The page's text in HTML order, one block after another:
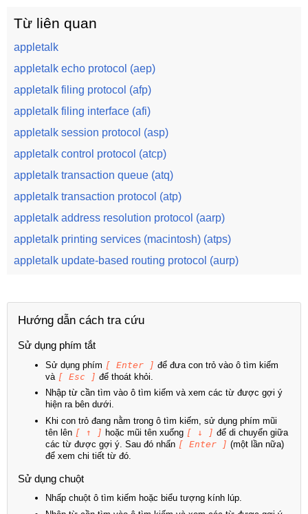
Từ liên quan
appletalk
appletalk echo protocol (aep)
appletalk filing protocol (afp)
appletalk filing interface (afi)
appletalk session protocol (asp)
appletalk control protocol (atcp)
appletalk transaction queue (atq)
appletalk transaction protocol (atp)
appletalk address resolution protocol (aarp)
appletalk printing services (macintosh) (atps)
appletalk update-based routing protocol (aurp)
Hướng dẫn cách tra cứu
Sử dụng phím tắt
Sử dụng phím [ Enter ] để đưa con trỏ vào ô tìm kiếm
và [ Esc ] để thoát khỏi.
Nhập từ cần tìm vào ô tìm kiếm và xem các từ được gợi ý
hiện ra bên dưới.
Khi con trỏ đang nằm trong ô tìm kiếm, sử dụng phím mũi
tên lên [ ↑ ] hoặc mũi tên xuống [ ↓ ] để di chuyển giữa
các từ được gợi ý. Sau đó nhấn [ Enter ] (một lần nữa)
để xem chi tiết từ đó.
Sử dụng chuột
Nhấp chuột ô tìm kiếm hoặc biểu tượng kính lúp.